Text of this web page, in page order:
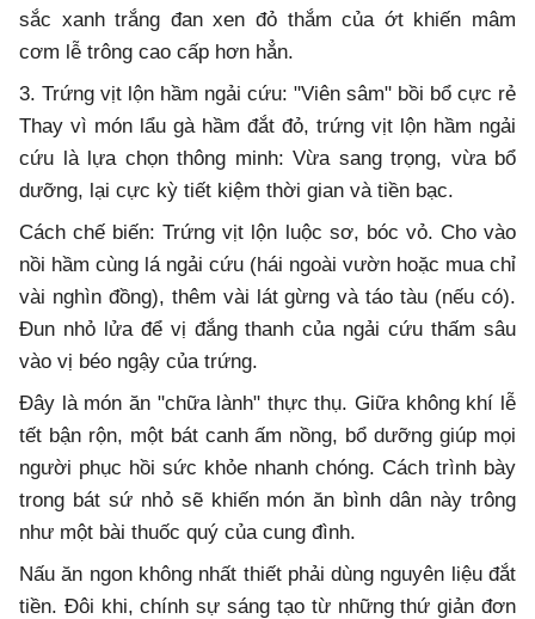
sắc xanh trắng đan xen đỏ thắm của ớt khiến mâm
cơm lễ trông cao cấp hơn hẳn.
3. Trứng vịt lộn hầm ngải cứu: "Viên sâm" bồi bổ cực rẻ
Thay vì món lẩu gà hầm đắt đỏ, trứng vịt lộn hầm ngải
cứu là lựa chọn thông minh: Vừa sang trọng, vừa bổ
dưỡng, lại cực kỳ tiết kiệm thời gian và tiền bạc.
Cách chế biến: Trứng vịt lộn luộc sơ, bóc vỏ. Cho vào
nồi hầm cùng lá ngải cứu (hái ngoài vườn hoặc mua chỉ
vài nghìn đồng), thêm vài lát gừng và táo tàu (nếu có).
Đun nhỏ lửa để vị đắng thanh của ngải cứu thấm sâu
vào vị béo ngậy của trứng.
Đây là món ăn "chữa lành" thực thụ. Giữa không khí lễ
tết bận rộn, một bát canh ấm nồng, bổ dưỡng giúp mọi
người phục hồi sức khỏe nhanh chóng. Cách trình bày
trong bát sứ nhỏ sẽ khiến món ăn bình dân này trông
như một bài thuốc quý của cung đình.
Nấu ăn ngon không nhất thiết phải dùng nguyên liệu đắt
tiền. Đôi khi, chính sự sáng tạo từ những thứ giản đơn